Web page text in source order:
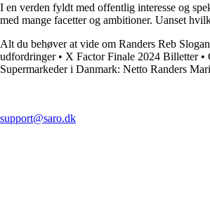
I en verden fyldt med offentlig interesse og
med mange facetter og ambitioner. Uanset
Alt du behøver at vide om Randers Reb Slogan
udfordringer• X Factor Finale 2024 Billetter•
Supermarkeder i Danmark: Netto Randers
support@saro.dk